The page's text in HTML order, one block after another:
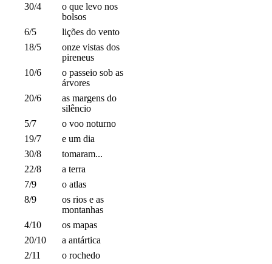
30/4
o que levo nos
bolsos
6/5
lições do vento
18/5
onze vistas dos
pireneus
10/6
o passeio sob as
árvores
20/6
as margens do
silêncio
5/7
o voo noturno
19/7
e um dia
30/8
tomaram...
22/8
a terra
7/9
o atlas
8/9
os rios e as
montanhas
4/10
os mapas
20/10
a antártica
2/11
o rochedo